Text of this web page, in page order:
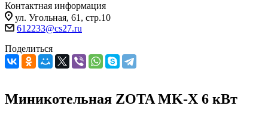
Контактная информация
ул. Угольная, 61, стр.10
612233@cs27.ru
Поделиться
Миникотельная ZOTA MK-X 6 кВт